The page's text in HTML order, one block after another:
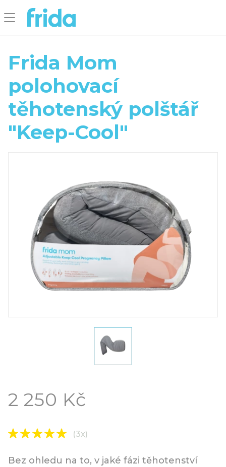
Frida Mom
polohovací
těhotenský polštář
"Keep-Cool"
2 250 Kč
(3x)
Bez ohledu na to, v jaké fázi těhotenství